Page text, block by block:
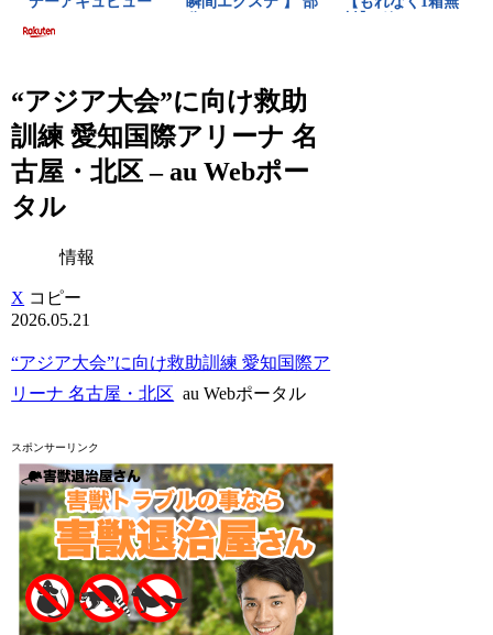
“アジア大会”に向け救助
訓練 愛知国際アリーナ 名
古屋・北区 – au Webポー
タル
情報
X コピー
2026.05.21
“アジア大会”に向け救助訓練 愛知国際ア
リーナ 名古屋・北区 au Webポータル
スポンサーリンク